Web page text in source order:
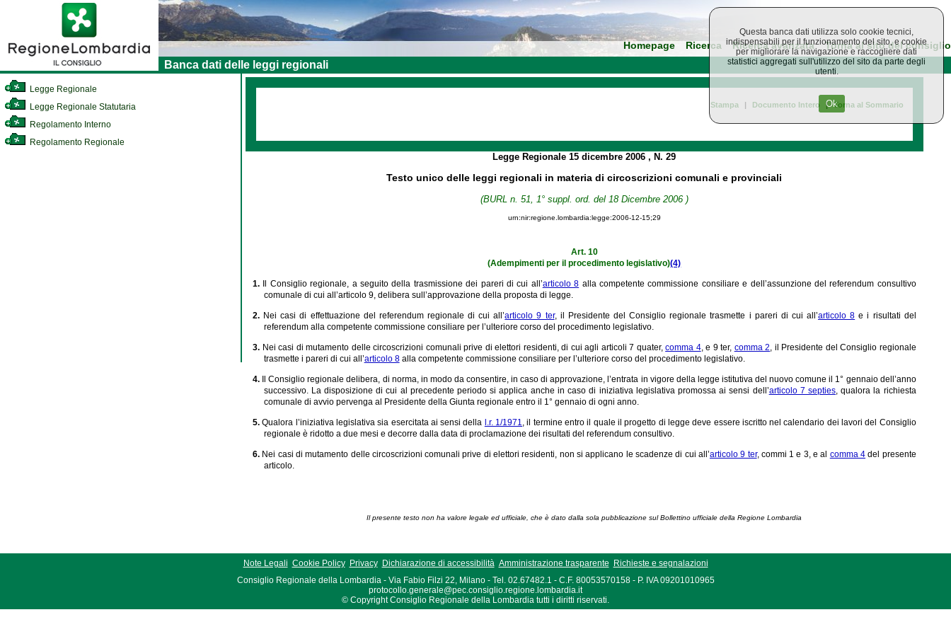
Homepage Ricerca Ricerca avanzata Torna al sito del consiglio
Banca dati delle leggi regionali
Legge Regionale
Legge Regionale Statutaria
Regolamento Interno
Regolamento Regionale
Stampa | Documento Intero | Torna al Sommario
Legge Regionale15 dicembre 2006, N. 29
Testo unico delle leggi regionali in materia di circoscrizioni comunali e provinciali
(BURL n. 51, 1° suppl. ord. del 18 Dicembre 2006 )
urn:nir:regione.lombardia:legge:2006-12-15;29
Art. 10
(Adempimenti per il procedimento legislativo)(4)
1. Il Consiglio regionale, a seguito della trasmissione dei pareri di cui all’articolo 8 alla competente commissione consiliare e dell’assunzione del referendum consultivo
comunale di cui all’articolo 9, delibera sull’approvazione della proposta di legge.
2. Nei casi di effettuazione del referendum regionale di cui all’articolo 9 ter, il Presidente del Consiglio regionale trasmette i pareri di cui all’articolo 8 e i risultati del
referendum alla competente commissione consiliare per l’ulteriore corso del procedimento legislativo.
3. Nei casi di mutamento delle circoscrizioni comunali prive di elettori residenti, di cui agli articoli 7 quater,comma 4, e 9 ter, comma 2, il Presidente del Consiglio regionale
trasmette i pareri di cui all’articolo 8alla competente commissione consiliare per l’ulteriore corso del procedimento legislativo.
4.
Il Consiglio regionale delibera, di norma, in modo da consentire, in caso di approvazione, l’entrata in vigore della legge istitutiva del nuovo comune il 1° gennaio dell’anno
successivo. La disposizione di cui al precedente periodo si applica anche in caso di iniziativa legislativa promossa ai sensi dell’articolo 7 septies, qualora la richiesta
comunale di avvio pervenga al Presidente della Giunta regionale entro il 1° gennaio di ogni anno.
5.Qualora l’iniziativa legislativa sia esercitata ai sensi della l.r. 1/1971, il termine entro il quale il progetto di legge deve essere iscritto nel calendario dei lavori del Consiglio
regionale è ridotto a due mesi e decorre dalla data di proclamazione dei risultati del referendum consultivo.
6. Nei casi di mutamento delle circoscrizioni comunali prive di elettori residenti, non si applicano le scadenze di cui all’articolo 9 ter, commi 1 e 3, e al comma 4 del presente
articolo.
Il presente testo non ha valore legale ed ufficiale, che è dato dalla sola pubblicazione sul Bollettino ufficiale della Regione Lombardia
Note Legali Cookie Policy Privacy Dichiarazione di accessibilità Amministrazione trasparente
Richieste e segnalazioni
Consiglio Regionale della Lombardia - Via Fabio Filzi 22, Milano - Tel. 02.67482.1 - C.F. 80053570158 - P. IVA 09201010965
protocollo.generale@pec.consiglio.regione.lombardia.it
© Copyright Consiglio Regionale della Lombardia tutti i diritti riservati.
Questa banca dati utilizza solo cookie tecnici,
indispensabili per il funzionamento del sito, e cookie
per migliorare la navigazione e raccogliere dati
statistici aggregati sull'utilizzo del sito da parte degli
utenti.
Ok